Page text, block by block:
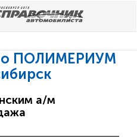
ПОЛИМЕРИУМ
а/м